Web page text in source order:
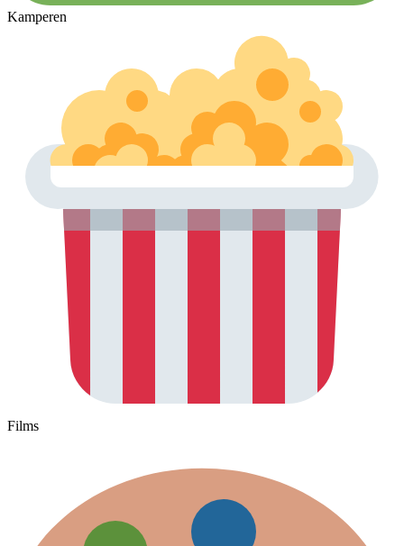
Kamperen
Films